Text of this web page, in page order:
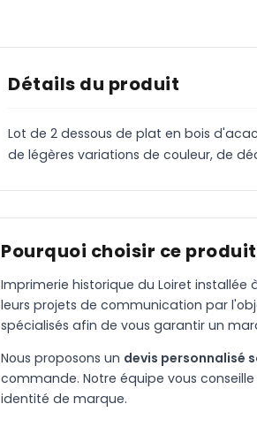
Détails du produit
Lot de 2 dessous de plat en bois
de légères variations de couleur, de
Pourquoi choisir ce
Imprimerie historique du Loiret
leurs projets de communication par
spécialisés afin de vous garantir un
Nous proposons un devis personnalisé
commande. Notre équipe vous
identité de marque.